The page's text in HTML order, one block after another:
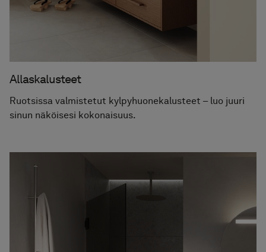
Allaskalusteet
Ruotsissa valmistetut kylpyhuonekalusteet – luo juuri
sinun näköisesi kokonaisuus.